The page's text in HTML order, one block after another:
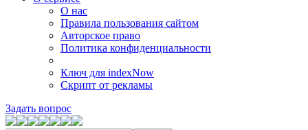
О нас
Правила пользования сайтом
Авторское право
Политика конфиденциальности
Ключ для indexNow
Скрипт от рекламы
Задать вопрос